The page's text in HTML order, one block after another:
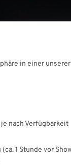
in einer
nach Verfügbarkeit
1 Stunde vor